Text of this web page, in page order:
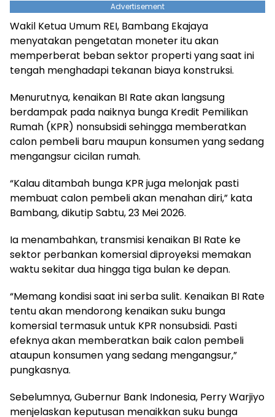
Advertisement
Wakil Ketua Umum REI, Bambang Ekajaya
menyatakan pengetatan moneter itu akan
memperberat beban sektor properti yang saat ini
tengah menghadapi tekanan biaya konstruksi.
Menurutnya, kenaikan BI Rate akan langsung
berdampak pada naiknya bunga Kredit Pemilikan
Rumah (KPR) nonsubsidi sehingga memberatkan
calon pembeli baru maupun konsumen yang sedang
mengangsur cicilan rumah.
“Kalau ditambah bunga KPR juga melonjak pasti
membuat calon pembeli akan menahan diri,” kata
Bambang, dikutip Sabtu, 23 Mei 2026.
Ia menambahkan, transmisi kenaikan BI Rate ke
sektor perbankan komersial diproyeksi memakan
waktu sekitar dua hingga tiga bulan ke depan.
“Memang kondisi saat ini serba sulit. Kenaikan BI Rate
tentu akan mendorong kenaikan suku bunga
komersial termasuk untuk KPR nonsubsidi. Pasti
efeknya akan memberatkan baik calon pembeli
ataupun konsumen yang sedang mengangsur,”
pungkasnya.
Sebelumnya, Gubernur Bank Indonesia, Perry Warjiyo
menjelaskan keputusan menaikkan suku bunga